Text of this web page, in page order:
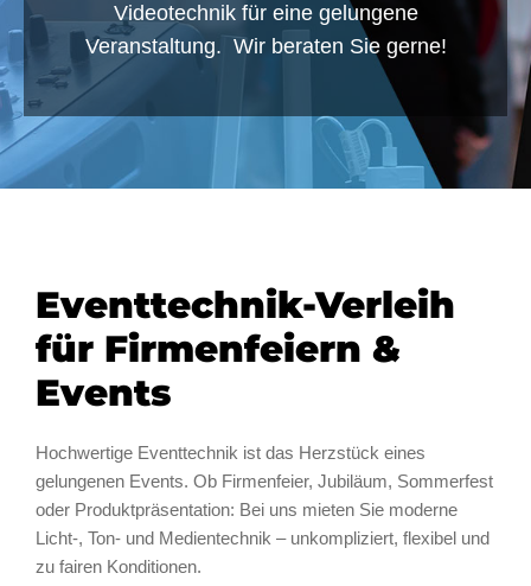
Videotechnik für eine gelungene
Veranstaltung. Wir beraten Sie gerne!
Eventtechnik-Verleih
für Firmenfeiern &
Events
Hochwertige Eventtechnik ist das Herzstück eines
gelungenen Events. Ob Firmenfeier, Jubiläum, Sommerfest
oder Produkt­präsentation: Bei uns mieten Sie moderne
Licht-, Ton- und Medientechnik – unkompliziert, flexibel und
zu fairen Konditionen.